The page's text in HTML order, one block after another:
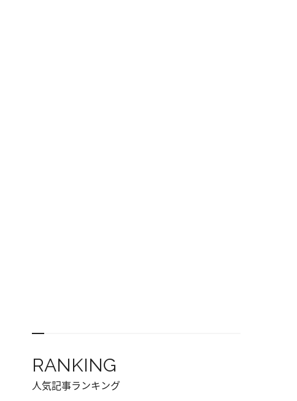
RANKING
人気記事ランキング